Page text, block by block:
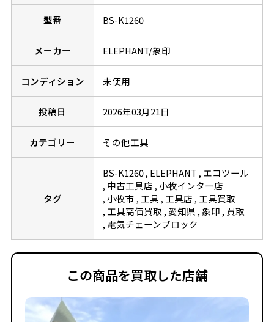
型番 BS-K1260
メーカー ELEPHANT/象印
コンディション 未使用
投稿日 2026年03月21日
カテゴリー その他工具
タグ
BS-K1260 ELEPHANT エコツール
中古工具店 小牧インター店
小牧市 工具 工具店 工具買取
工具高価買取 愛知県 象印
買取
電気チェーンブロック
この商品を買取した店舗